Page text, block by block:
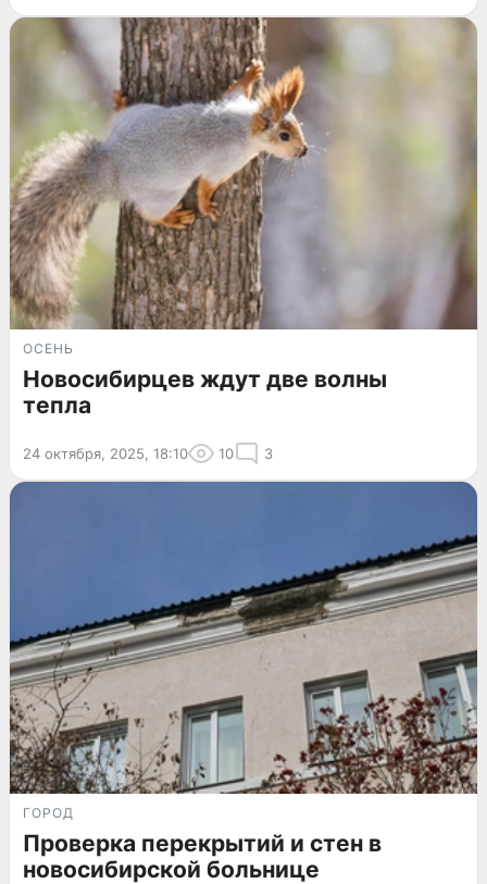
ОСЕНЬ
Новосибирцев ждут две волны
тепла
24 октября, 2025, 18:10 10 3
ГОРОД
Проверка перекрытий и стен в
новосибирской больнице